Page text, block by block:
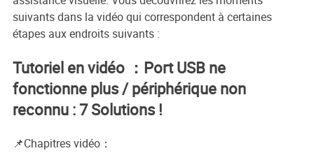
suivants dans la vidéo qui correspondent à certaines
étapes aux endroits suivants :
Tutoriel en vidéo ：Port USB ne
fonctionne plus / périphérique non
reconnu : 7 Solutions !
📌Chapitres vidéo：